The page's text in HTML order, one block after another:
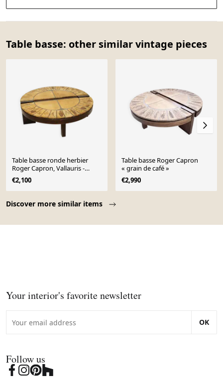
Table basse: other similar vintage pieces
Discover more similar items
Table basse ronde herbier
Roger Capron, Vallauris -
céramique et structure en
bois
€2,100
Table basse Roger Capron
« grain de café »
€2,990
Your interior's favorite newsletter
OK
Follow us